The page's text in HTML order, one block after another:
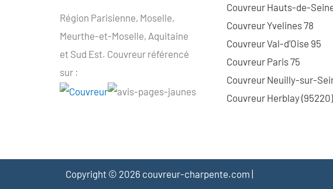
Région Parisienne, Moselle,
Meurthe-et-Moselle, Aquitaine
et Sud Est. Couvreur référencé
sur :
Couvreur Hauts-de-
Couvreur Yvelines 78
Couvreur Val-d’Oise 95
Couvreur Paris 75
Couvreur Neuilly-sur-
Couvreur Herblay (95220)
Copyright © 2026 couvreur-charpente.com |